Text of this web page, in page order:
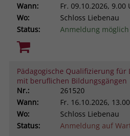
Wann:
Fr. 09.10.2026, 9.00
Wo:
Schloss Liebenau
Status:
Anmeldung möglich
Pädagogische Qualifizierung für
mit beruflichen Bildungsgängen
Nr.:
261520
Wann:
Fr. 16.10.2026,
Wo:
Schloss Liebenau
Status:
Anmeldung auf